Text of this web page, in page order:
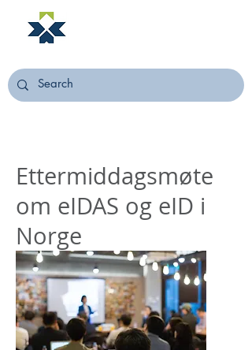
Ettermiddagsmøte
om eIDAS og eID i
Norge